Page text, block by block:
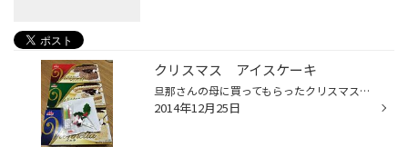
クリスマス アイスケーキ
旦那さんの母に買ってもらったクリスマスケーキ。 アイスのケーキってどんなんだろ…？？と思っていたら ケーキの形をした完全アイスでした！！ 美味しかった～(*^_^*) .
2014年12月25日